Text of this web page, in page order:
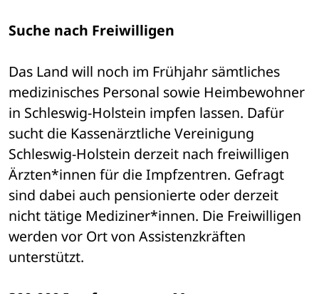
Suche nach Freiwilligen
Das Land will noch im Frühjahr sämtliches
medizinisches Personal sowie Heimbewohner
in Schleswig-Holstein impfen lassen. Dafür
sucht die Kassenärztliche Vereinigung
Schleswig-Holstein derzeit nach freiwilligen
Ärzten*innen für die Impfzentren. Gefragt
sind dabei auch pensionierte oder derzeit
nicht tätige Mediziner*innen. Die Freiwilligen
werden vor Ort von Assistenzkräften
unterstützt.